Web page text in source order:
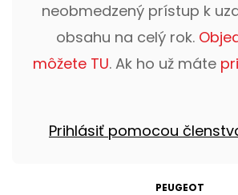
neobmedzený prístup k
obsahu na celý rok.
môžete TU. Ak ho už máte
Prihlásiť pomocou členstva
PEUGEOT